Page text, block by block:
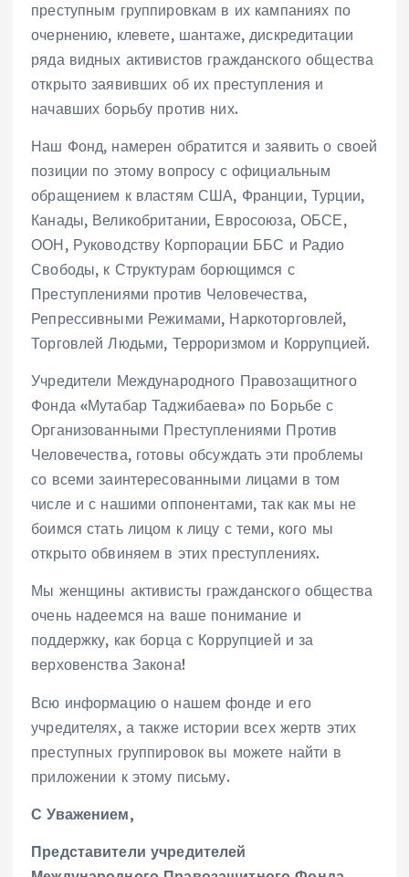
преступным группировкам в их кампаниях по
очернению, клевете, шантаже, дискредитации
ряда видных активистов гражданского общества
открыто заявивших об их преступления и
начавших борьбу против них.
Наш Фонд, намерен обратится и заявить о своей
позиции по этому вопросу с официальным
обращением к властям США, Франции, Турции,
Канады, Великобритании, Евросоюза, ОБСЕ,
ООН, Руководству Корпорации ББС и Радио
Свободы, к Структурам борющимся с
Преступлениями против Человечества,
Репрессивными Режимами, Наркоторговлей,
Торговлей Людьми, Терроризмом и Коррупцией.
Учредители Международного Правозащитного
Фонда «Мутабар Таджибаева» по Борьбе с
Организованными Преступлениями Против
Человечества, готовы обсуждать эти проблемы
со всеми заинтересованными лицами в том
числе и с нашими оппонентами, так как мы не
боимся стать лицом к лицу с теми, кого мы
открыто обвиняем в этих преступлениях.
Мы женщины активисты гражданского общества
очень надеемся на ваше понимание и
поддержку, как борца с Коррупцией и за
верховенства Закона!
Всю информацию о нашем фонде и его
учредителях, а также истории всех жертв этих
преступных группировок вы можете найти в
приложении к этому письму.
С Уважением,
Представители учредителей